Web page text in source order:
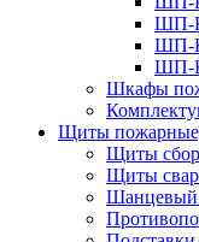
ШП-
ШП-
ШП-
Шкафы
Щиты пожарные,
Щиты
Щиты
Шанцевый